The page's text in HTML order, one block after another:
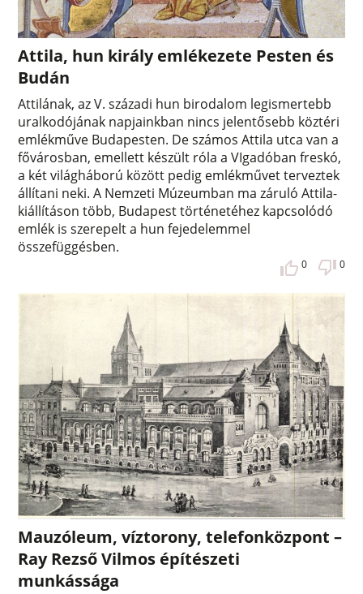
Attila, hun király emlékezete Pesten és
Budán
Attilának, az V. századi hun birodalom legismertebb
uralkodójának napjainkban nincs jelentősebb köztéri
emlékműve Budapesten. De számos Attila utca van a
fővárosban, emellett készült róla a VIgadóban freskó,
a két világháború között pedig emlékművet terveztek
állítani neki. A Nemzeti Múzeumban ma záruló Attila-
kiállításon több, Budapest történetéhez kapcsolódó
emlék is szerepelt a hun fejedelemmel
összefüggésben.
0 0
Mauzóleum, víztorony, telefonközpont –
Ray Rezső Vilmos építészeti
munkássága